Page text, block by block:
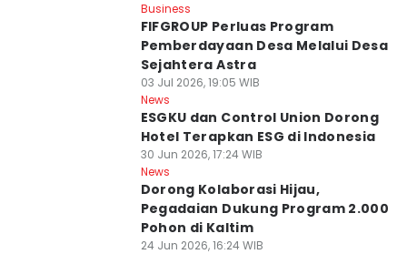
Business
FIFGROUP Perluas Program
Pemberdayaan Desa Melalui Desa
Sejahtera Astra
03 Jul 2026, 19:05 WIB
News
ESGKU dan Control Union Dorong
Hotel Terapkan ESG di Indonesia
30 Jun 2026, 17:24 WIB
News
Dorong Kolaborasi Hijau,
Pegadaian Dukung Program 2.000
Pohon di Kaltim
24 Jun 2026, 16:24 WIB